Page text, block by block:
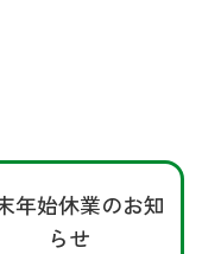
年始休業のお知
らせ